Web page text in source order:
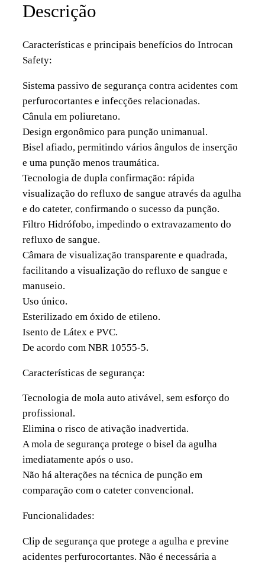
Descrição
Características e principais benefícios do Introcan
Safety:
Sistema passivo de segurança contra acidentes com
perfurocortantes e infecções relacionadas.
Cânula em poliuretano.
Design ergonômico para punção unimanual.
Bisel afiado, permitindo vários ângulos de inserção
e uma punção menos traumática.
Tecnologia de dupla confirmação: rápida
visualização do refluxo de sangue através da agulha
e do cateter, confirmando o sucesso da punção.
Filtro Hidrófobo, impedindo o extravazamento do
refluxo de sangue.
Câmara de visualização transparente e quadrada,
facilitando a visualização do refluxo de sangue e
manuseio.
Uso único.
Esterilizado em óxido de etileno.
Isento de Látex e PVC.
De acordo com NBR 10555-5.
Características de segurança:
Tecnologia de mola auto ativável, sem esforço do
profissional.
Elimina o risco de ativação inadvertida.
A mola de segurança protege o bisel da agulha
imediatamente após o uso.
Não há alterações na técnica de punção em
comparação com o cateter convencional.
Funcionalidades:
Clip de segurança que protege a agulha e previne
acidentes perfurocortantes. Não é necessária a